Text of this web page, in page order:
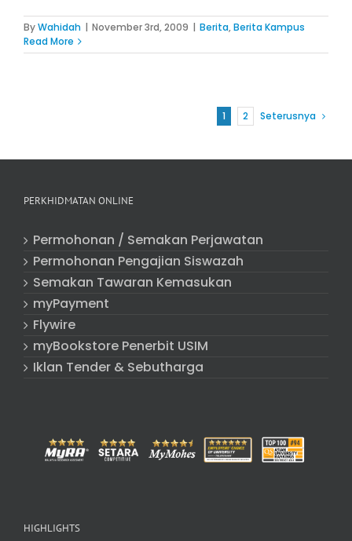
ByWahidah | November 3rd, 2009 | Berita,Berita Kampus
Read More
1 2 Seterusnya
PERKHIDMATAN ONLINE
Permohonan / Semakan Perjawatan
Permohonan Pengajian Siswazah
Semakan Tawaran Kemasukan
myPayment
Flywire
myBookstore Penerbit USIM
Iklan Tender & Sebutharga
HIGHLIGHTS